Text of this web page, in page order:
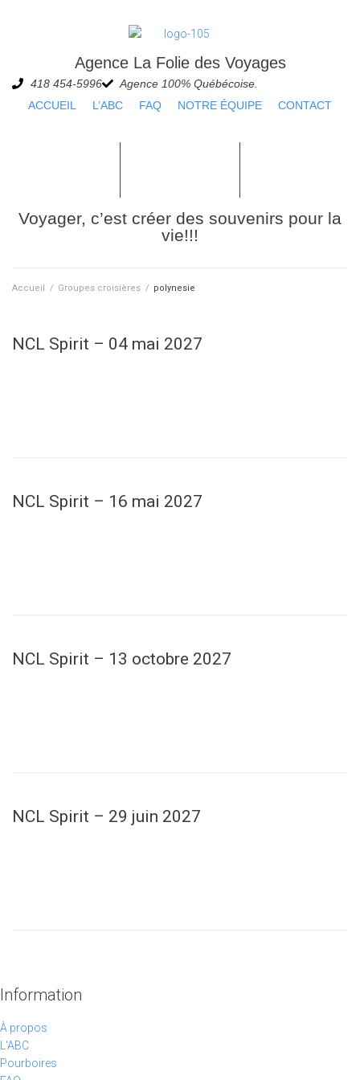
Agence La Folie des Voyages
418 454-5996
Agence 100% Québécoise.
ACCUEIL
L’ABC FAQ NOTRE ÉQUIPE CONTACT
Voyager, c’est créer des souvenirs pour la
vie!!!
Accueil / Groupes croisières / polynesie
NCL Spirit – 04 mai 2027
NCL Spirit – 16 mai 2027
NCL Spirit – 13 octobre 2027
NCL Spirit – 29 juin 2027
Information
À propos
L'ABC
Pourboires